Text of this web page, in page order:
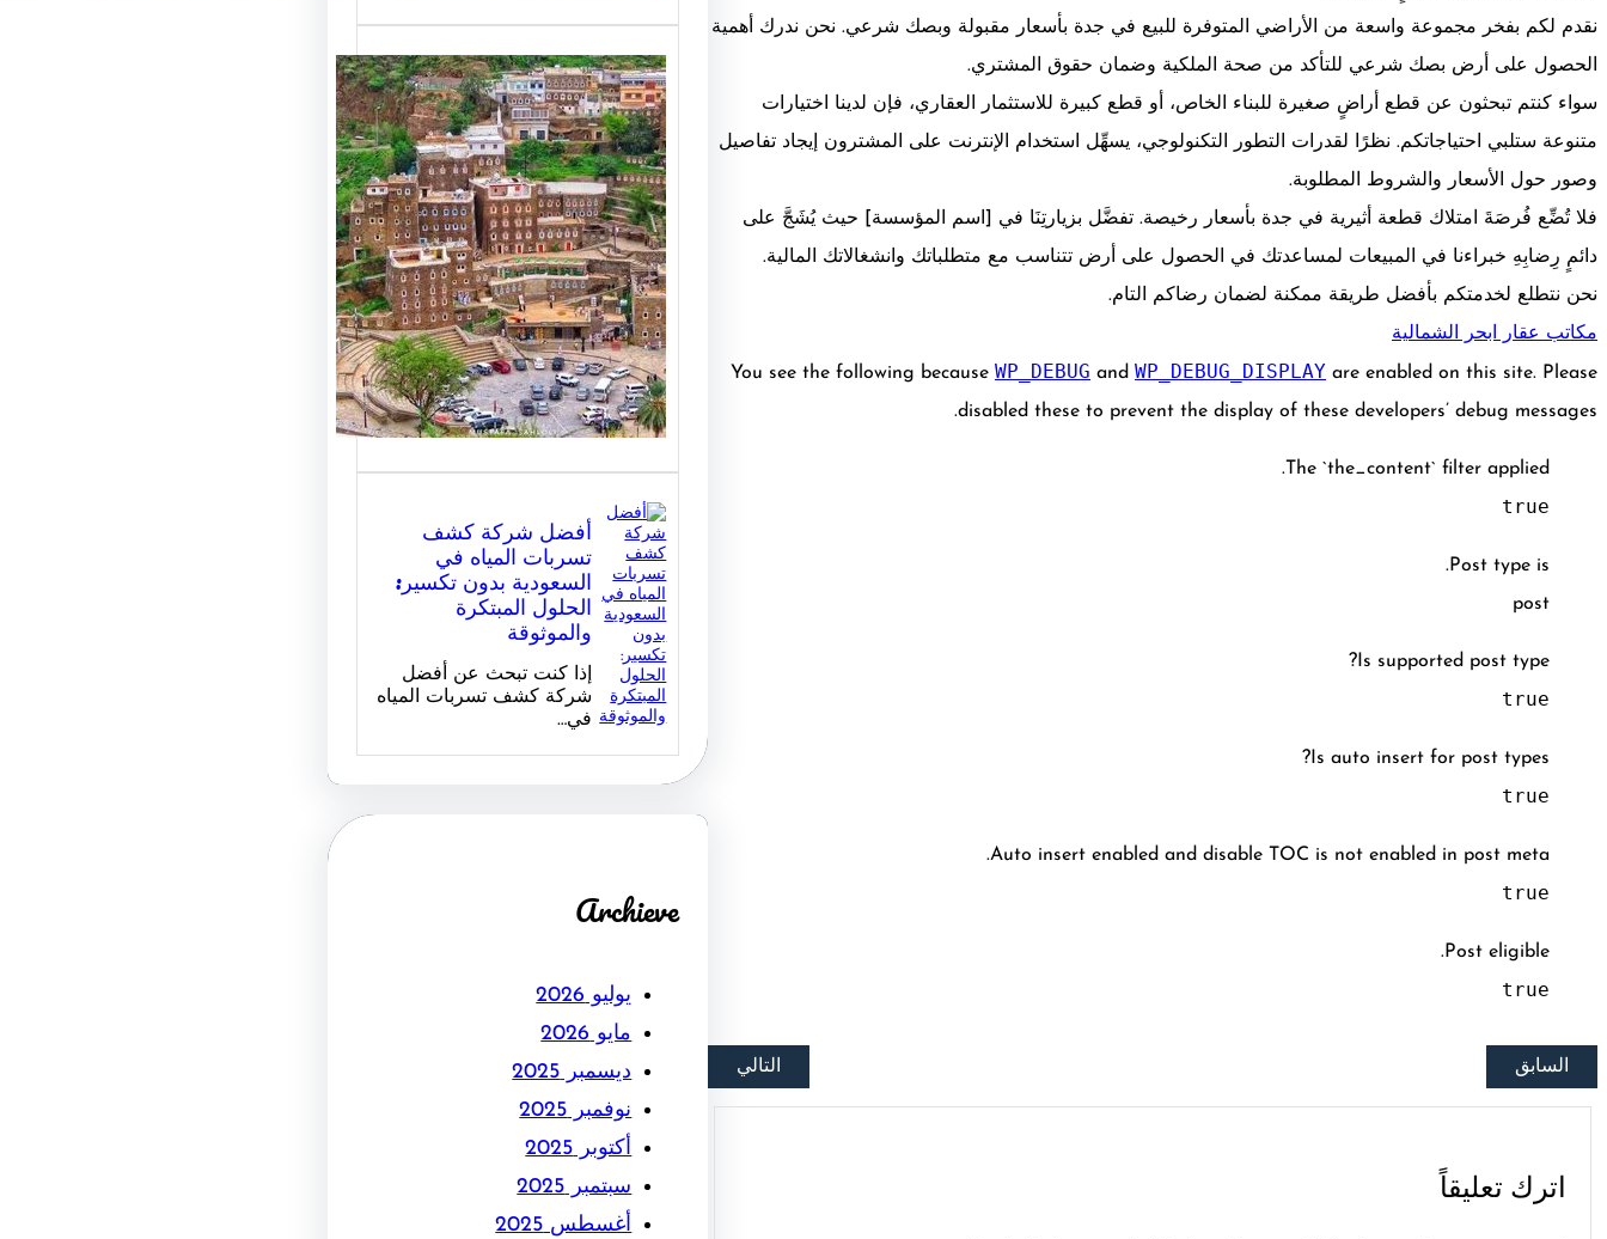
نقدم لكم بفخر مجموعة واسعة من الأراضي المتوفرة للبيع في جدة بأسعار مقبولة وبصك شرعي. نحن ندرك أهمية
الحصول على أرض بصك شرعي للتأكد من صحة الملكية وضمان حقوق المشتري.
سواء كنتم تبحثون عن قطع أراضٍ صغيرة للبناء الخاص، أو قطع كبيرة للاستثمار العقاري، فإن لدينا اختيارات
متنوعة ستلبي احتياجاتكم. نظرًا لقدرات التطور التكنولوجي، يسهِّل استخدام الإنترنت على المشترون إيجاد تفاصيل
وصور حول الأسعار والشروط المطلوبة.
فلا تُضِّع فُرصَةَ امتلاك قطعة أثيرية في جدة بأسعار رخيصة. تفضَّل بزيارتِنَا في [اسم المؤسسة] حيث يُشَجَّ على
دائمٍ رِضابِهِ خبراءنا في المبيعات لمساعدتك في الحصول على أرض تتناسب مع متطلباتك وانشغالاتك المالية.
نحن نتطلع لخدمتكم بأفضل طريقة ممكنة لضمان رضاكم التام.
مكاتب عقار ابحر الشمالية
You see the following because WP_DEBUG and WP_DEBUG_DISPLAY are enabled on this site. Please
disabled these to prevent the display of these developers’ debug messages.
The `the_content` filter applied.
true
Post type is.
post
Is supported post type?
true
Is auto insert for post types?
true
Auto insert enabled and disable TOC is not enabled in post meta.
true
Post eligible.
true
السابق التالي
اترك تعليقاً
برامج سياحة في
أذربيجان: اكتشف جمال
الطبيعة والتراث الثقافي
برامج سياحة في أذربيجان:
اكتشف جمال الطبيعة
والتراث الثقافي تتميز…
أفضل شركة كشف
تسربات المياه في
السعودية بدون تكسير:
الحلول المبتكرة
والموثوقة
إذا كنت تبحث عن أفضل
شركة كشف تسربات المياه
في…
Archieve
يوليو 2026
مايو 2026
ديسمبر 2025
نوفمبر 2025
أكتوبر 2025
سبتمبر 2025
أغسطس 2025